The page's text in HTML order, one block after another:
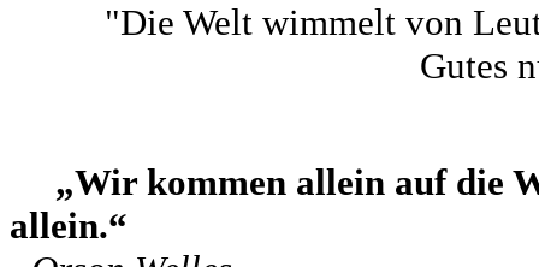
"Die Welt wimmelt von
Gutes
„Wir kommen allein auf die
allein.“